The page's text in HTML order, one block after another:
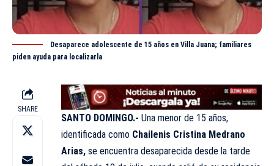
Desaparece adolescente de 15 años en Villa Juana; familiares
piden ayuda para localizarla
SHARE
SANTO DOMINGO.- Una menor de 15 años,
identificada como Chailenis Cristina Medrano
Arias, se encuentra desaparecida desde la tarde